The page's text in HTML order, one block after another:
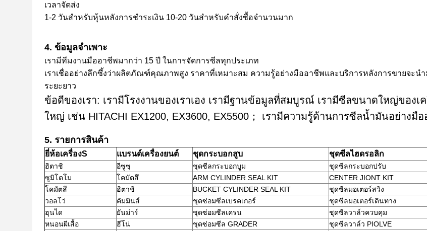
เวลาจัดส่ง
1-2 วันสำหรับหุ้นหลังการชำระเงิน 10-20 วันสำหรับคำสั่งซื้อจำนวนมาก
4. ข้อมูลจำเพาะ
เรามีทีมงานมืออาชีพมากว่า 15 ปี ในการจัดการซีลทุกประเภท
เราเชื่ออย่างลึกซึ้งว่าผลิตภัณฑ์คุณภาพสูง ราคาที่เหมาะสม ความรู้อย่างมืออาชีพและบริการหลังการขายจะน
ระยะยาว
ข้อดีของเรา: เรามีโรงงานของเราเอง เรามีฐานข้อมูลที่สมบูรณ์ เรามีซีลขนาดใหญ่ของเ
ใหญ่ เช่น HITACHI EX1200, EX3600, EX5500； เรามีความรู้ด้านการซีลน้ำมันอย่างมื
5. รายการสินค้า
ยี่ห้อเครื่องS แบรนด์เครื่องยนต์ ชุดกระบอกสูบ ชุดซีลไฮดรอลิก
ฮิตาชิ อีซูซุ ชุดซีลกระบอกบูม
ชุดซีลกระบอกปรับ
ซูมิโตโม
โคมัตสึ ARM CYLINDER SEAL KIT
CENTER JIONT KIT
โคมัตสึ
ฮิตาชิ BUCKET CYLINDER SEAL KIT
ชุดซีลมอเตอร์สวิง
วอลโว่
คัมมินส์ ชุดซ่อมซีลเบรคเกอร์
ชุดซีลมอเตอร์เดินทาง
ฮุนได
ยันม่าร์ ชุดซ่อมซีลเครน
ชุดซีลวาล์วควบคุม
หนอนผีเสื้อ
ฮีโน่ ชุดซ่อมซีล GRADER
ชุดซีลวาล์ว PIOLVE